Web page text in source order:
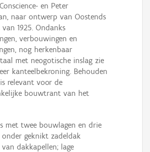
en Peter
naar ontwerp van Oostends
1925. Ondanks
verbouwingen en
nog herkenbaar
met neogotische inslag zie
kanteelbekroning. Behouden
relevant voor de
bouwtrant van het
met twee bouwlagen en drie
onder geknikt zadeldak
dakkapellen; lage